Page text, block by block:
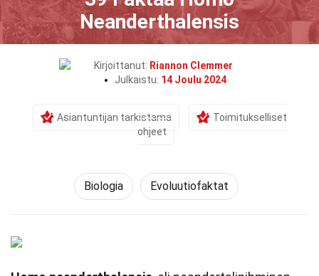
Neanderthalensis
Kirjoittanut: Riannon Clemmer
Julkaistu: 14 Joulu 2024
Asiantuntijan tarkistama
Toimitukselliset
ohjeet
Biologia Evoluutiofaktat